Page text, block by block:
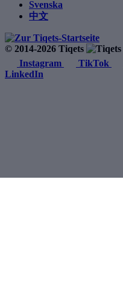
Svenska
中文
© 2014-2026 Tiqets
Instagram
TikTok
LinkedIn